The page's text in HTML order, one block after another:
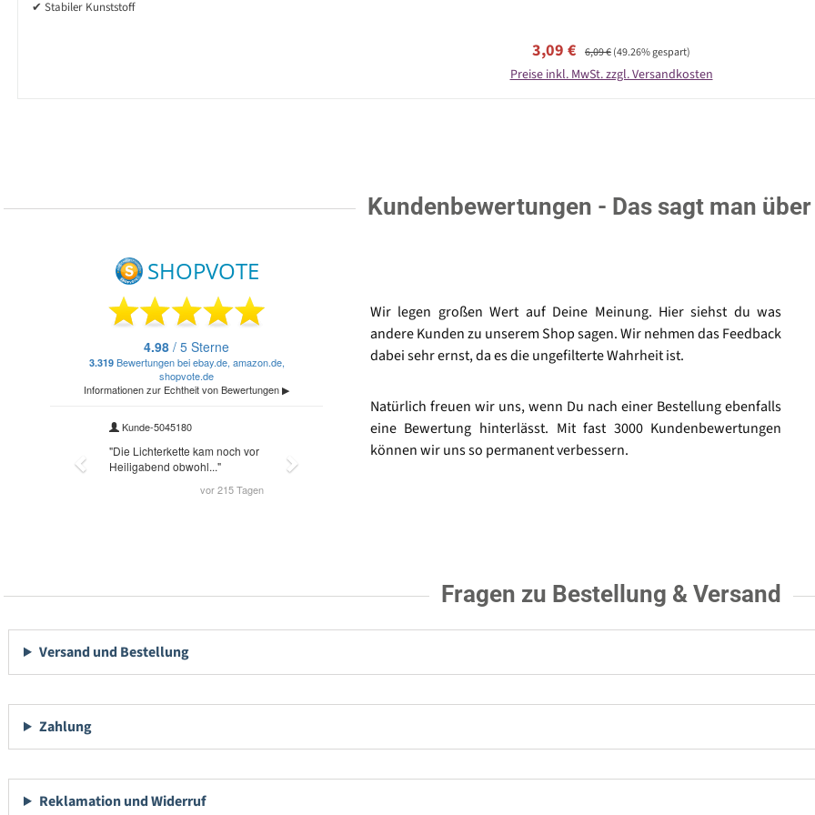
✔ Stabiler Kunststoff
Verkaufspreis:
3,09 € Regulärer Preis:
6,09 €(49.26% gespart)
Preise inkl. MwSt. zzgl. Versandkosten
Kundenbewertungen - Das sagt man
Wir legen großen Wert auf Deine Meinung. Hier siehst du was
andere Kunden zu unserem Shop sagen. Wir nehmen das Feedback
dabei sehr ernst, da es die ungefilterte Wahrheit ist.
Natürlich freuen wir uns, wenn Du nach einer Bestellung ebenfalls
eine Bewertung hinterlässt. Mit fast 3000 Kundenbewertungen
können wir uns so permanent verbessern.
Fragen zu Bestellung & Versand
Versand und Bestellung
Zahlung
Reklamation und Widerruf